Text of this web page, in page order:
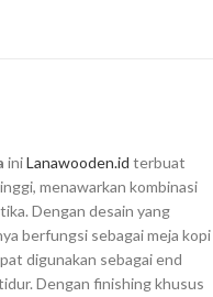
iniLanawooden.id terbuat
menawarkan kombinasi
Dengan desain yang
berfungsi sebagai meja kopi
digunakan sebagai end
Dengan finishing khusus